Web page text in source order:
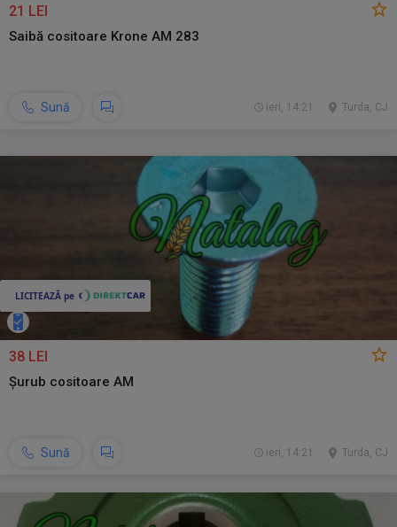
21 LEI
Saibă cositoare Krone AM 283
Sună Turda, CJ
ieri, 14:21
38 LEI
Șurub cositoare AM
Sună Turda, CJ
ieri, 14:21